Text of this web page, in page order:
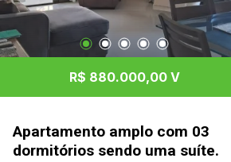
conheça o grande potencial desta
excelente área e as oportunidades que
ela apresenta.
R$ 880.000,00 V
Apartamento amplo com 03
dormitórios sendo uma suíte.